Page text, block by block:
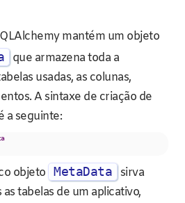
mantém um objeto
que armazena toda a
usadas, as colunas,
A sintaxe de criação de
a seguinte:
objeto MetaData
sirva
tabelas de um aplicativo,